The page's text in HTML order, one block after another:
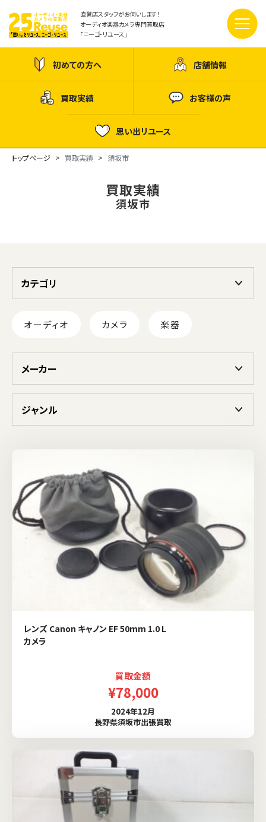
直営店スタッフがお伺いします！
オーディオ楽器カメラ専門買取店
「ニーゴ・リユース」
初めての方へ 店舗情報
買取実績 お客様の声
思い出リユース
トップページ 買取実績 須坂市
買取実績
須坂市
カテゴリ
オーディオ カメラ 楽器
メーカー
ジャンル
レンズ Canon キャノン EF 50mm 1.0 L
カメラ
買取金額
¥78,000
2024年12月
長野県須坂市出張買取